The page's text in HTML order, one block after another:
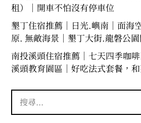
租）｜開車不怕沒有停車位
墾丁住宿推薦｜日光.嶼南｜面海
原. 無敵海景｜墾丁大街.龍磐公
南投溪頭住宿推薦｜七天四季咖
溪頭教育園區｜好吃法式套餐，